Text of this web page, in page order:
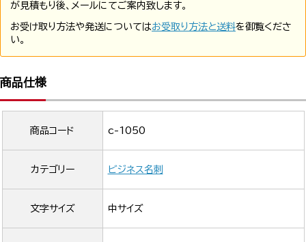
が見積もり後、メールにてご案内致します。
お受け取り方法や発送についてはお受取り方法と送料を御覧くださ
い。
商品仕様
商品コード c-1050
カテゴリー ビジネス名刺
文字サイズ 中サイズ